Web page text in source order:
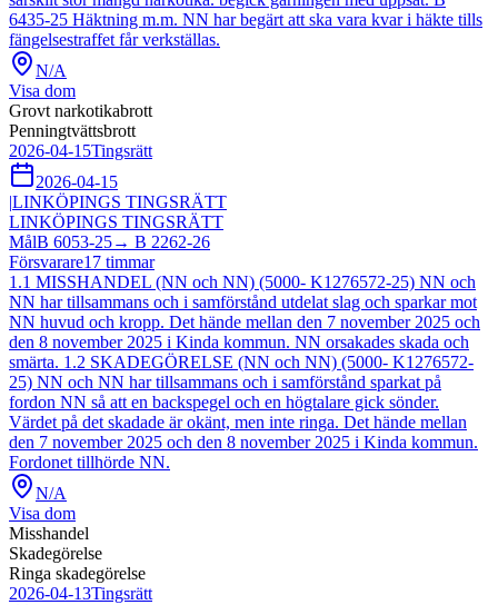
6435-25 Häktning m.m. NN har begärt att ska vara kvar i häkte tills
fängelsestraffet får verkställas.
N/A
Visa dom
Grovt narkotikabrott
Penningtvättsbrott
2026-04-15Tingsrätt
2026-04-15
|LINKÖPINGS TINGSRÄTT
LINKÖPINGS TINGSRÄTT
MålB 6053-25→ B 2262-26
Försvarare17 timmar
1.1 MISSHANDEL (NN och NN) (5000- K1276572-25) NN och
NN har tillsammans och i samförstånd utdelat slag och sparkar mot
NN huvud och kropp. Det hände mellan den 7 november 2025 och
den 8 november 2025 i Kinda kommun. NN orsakades skada och
smärta. 1.2 SKADEGÖRELSE (NN och NN) (5000- K1276572-
25) NN och NN har tillsammans och i samförstånd sparkat på
fordon NN så att en backspegel och en högtalare gick sönder.
Värdet på det skadade är okänt, men inte ringa. Det hände mellan
den 7 november 2025 och den 8 november 2025 i Kinda kommun.
Fordonet tillhörde NN.
N/A
Visa dom
Misshandel
Skadegörelse
Ringa skadegörelse
2026-04-13Tingsrätt